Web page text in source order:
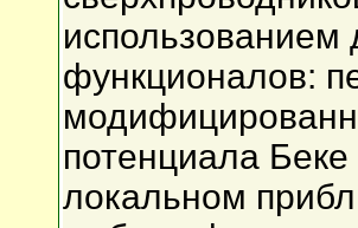
использованием
функционалов:
потенциала
локальном